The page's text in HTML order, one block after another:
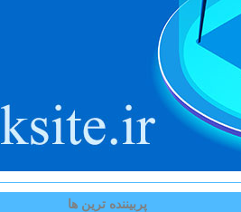
پربیننده ترین ها